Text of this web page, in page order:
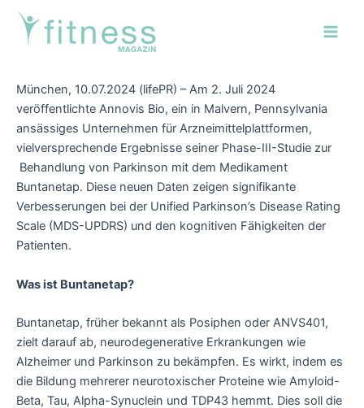
Zum
Inhalt
springen
München, 10.07.2024 (lifePR) – Am 2. Juli 2024
veröffentlichte Annovis Bio, ein in Malvern, Pennsylvania
ansässiges Unternehmen für Arzneimittelplattformen,
vielversprechende Ergebnisse seiner Phase-III-Studie zur
Behandlung von Parkinson mit dem Medikament
Buntanetap. Diese neuen Daten zeigen signifikante
Verbesserungen bei der Unified Parkinson’s Disease Rating
Scale (MDS-UPDRS) und den kognitiven Fähigkeiten der
Patienten.
Was ist Buntanetap?
Buntanetap, früher bekannt als Posiphen oder ANVS401,
zielt darauf ab, neurodegenerative Erkrankungen wie
Alzheimer und Parkinson zu bekämpfen. Es wirkt, indem es
die Bildung mehrerer neurotoxischer Proteine wie Amyloid-
Beta, Tau, Alpha-Synuclein und TDP43 hemmt. Dies soll die
Post
navigation